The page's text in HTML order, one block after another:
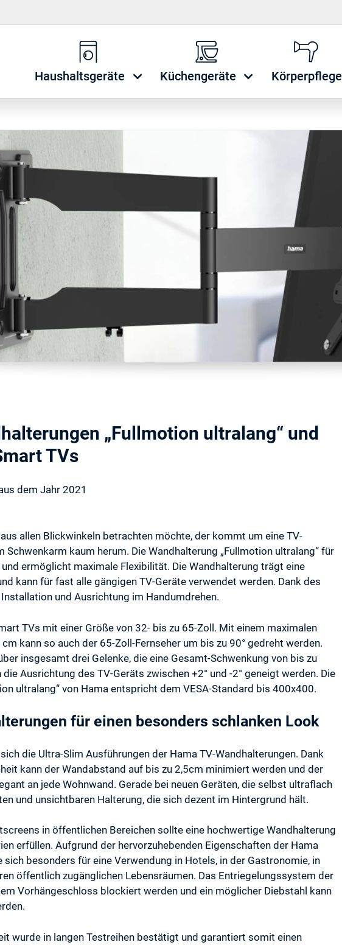
Haushaltsgeräte Küchengeräte Körperpflege
„Fullmotion ultralang“ und
TVs
dem Jahr 2021
allen Blickwinkeln betrachten möchte, der kommt um eine TV-
kaum herum. Die Wandhalterung „Fullmotion ultralang“ für
ermöglicht maximale Flexibilität. Die Wandhalterung trägt eine
kann für fast alle gängigen TV-Geräte verwendet werden. Dank des
und Ausrichtung im Handumdrehen.
TVs mit einer Größe von 32- bis zu 65-Zoll. Mit einem maximalen
kann so auch der 65-Zoll-Fernseher um bis zu 90° gedreht werden.
insgesamt drei Gelenke, die eine Gesamt-Schwenkung von bis zu
Ausrichtung des TV-Geräts zwischen +2° und -2° geneigt werden. Die
ultralang“ von Hama entspricht dem VESA-Standard bis 400x400.
für einen besonders schlanken Look
die Ultra-Slim Ausführungen der Hama TV-Wandhalterungen. Dank
kann der Wandabstand auf bis zu 2,5cm minimiert werden und der
an jede Wohnwand. Gerade bei neuen Geräten, die selbst ultraflach
und unsichtbaren Halterung, die sich dezent im Hintergrund hält.
in öffentlichen Bereichen sollte eine hochwertige Wandhalterung
erfüllen. Aufgrund der hervorzuhebenden Eigenschaften der Hama
sich besonders für eine Verwendung in Hotels, in der Gastronomie, in
öffentlich zugänglichen Lebensräumen. Das Entriegelungssystem der
Vorhängeschloss blockiert werden und ein möglicher Diebstahl kann
wurde in langen Testreihen bestätigt und garantiert somit einen